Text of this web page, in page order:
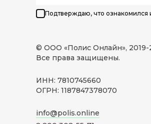
Подтверждаю, что ознакомился
© ООО «Полис Онлайн», 2019-
Все права защищены.
ИНН: 7810745660
ОГРН: 1187847378070
info@polis.online